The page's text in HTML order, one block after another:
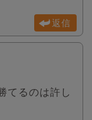
返信
てるのは許し